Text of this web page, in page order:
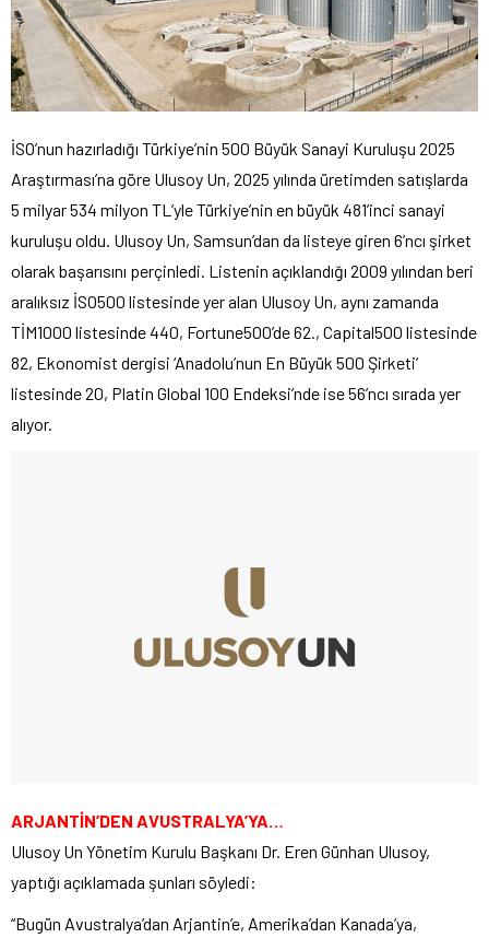
İSO’nun hazırladığı Türkiye’nin 500 Büyük Sanayi Kuruluşu 2025
Araştırması’na göre Ulusoy Un, 2025 yılında üretimden satışlarda
5 milyar 534 milyon TL’yle Türkiye’nin en büyük 481’inci sanayi
kuruluşu oldu. Ulusoy Un, Samsun’dan da listeye giren 6’ncı şirket
olarak başarısını perçinledi. Listenin açıklandığı 2009 yılından beri
aralıksız İSO500 listesinde yer alan Ulusoy Un, aynı zamanda
TİM1000 listesinde 440, Fortune500’de 62., Capital500 listesinde
82, Ekonomist dergisi ‘Anadolu’nun En Büyük 500 Şirketi’
listesinde 20, Platin Global 100 Endeksi’nde ise 56’ncı sırada yer
alıyor.
ARJANTİN’DEN AVUSTRALYA’YA…
Ulusoy Un Yönetim Kurulu Başkanı Dr. Eren Günhan Ulusoy,
yaptığı açıklamada şunları söyledi:
“Bugün Avustralya’dan Arjantin’e, Amerika’dan Kanada’ya,